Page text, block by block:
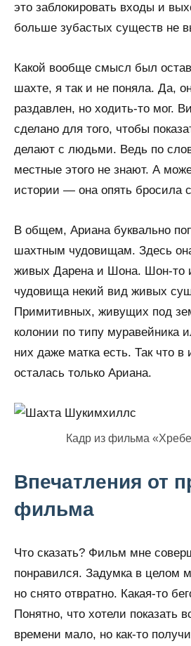
это заблокировать входы и
больше зубастых существ не
Какой вообще смысл был
шахте, я так и не поняла. Да,
раздавлен, но ходить-то мог.
сделано для того, чтобы
делают с людьми. Ведь по
местные этого не знают. А
истории — она опять бросила
В общем, Ариана буквально
шахтным чудовищам. Здесь
живых Дарена и Шона. Шон-то
чудовища некий вид живых
Примитивных, живущих под
колонии по типу муравейника
них даже матка есть. Так что в
осталась только Ариана.
Кадр из фильма
Впечатления от
фильма
Что сказать? Фильм мне
понравился. Задумка в целом
но снято отвратно. Какая-то
Понятно, что хотели показать
времени мало, но как-то